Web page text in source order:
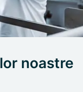
noastre